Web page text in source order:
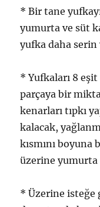
* Bir tane
yumurta ve süt
yufka daha serin
* Yufkaları 8
parçaya bir
kenarları tıpkı
kalacak,
kısmını boyuna
üzerine yumurta
* Üzerine isteğe